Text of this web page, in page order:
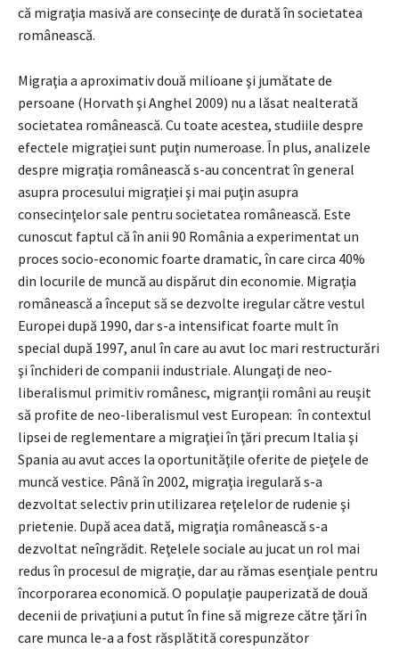
că migraţia masivă are consecinţe de durată în societatea
românească.
Migraţia a aproximativ două milioane şi jumătate de
persoane (Horvath şi Anghel 2009) nu a lăsat nealterată
societatea românească. Cu toate acestea, studiile despre
efectele migraţiei sunt puţin numeroase. În plus, analizele
despre migraţia românească s-au concentrat în general
asupra procesului migraţiei şi mai puţin asupra
consecinţelor sale pentru societatea românească. Este
cunoscut faptul că în anii 90 România a experimentat un
proces socio-economic foarte dramatic, în care circa 40%
din locurile de muncă au dispărut din economie. Migraţia
românească a început să se dezvolte iregular către vestul
Europei după 1990, dar s-a intensificat foarte mult în
special după 1997, anul în care au avut loc mari restructurări
şi închideri de companii industriale. Alungaţi de neo-
liberalismul primitiv românesc, migranţii români au reuşit
să profite de neo-liberalismul vest European: în contextul
lipsei de reglementare a migraţiei în ţări precum Italia şi
Spania au avut acces la oportunităţile oferite de pieţele de
muncă vestice. Până în 2002, migraţia iregulară s-a
dezvoltat selectiv prin utilizarea reţelelor de rudenie şi
prietenie. După acea dată, migraţia românească s-a
dezvoltat neîngrădit. Reţelele sociale au jucat un rol mai
redus în procesul de migraţie, dar au rămas esenţiale pentru
încorporarea economică. O populaţie pauperizată de două
decenii de privaţiuni a putut în fine să migreze către ţări în
care munca le-a a fost răsplătită corespunzător